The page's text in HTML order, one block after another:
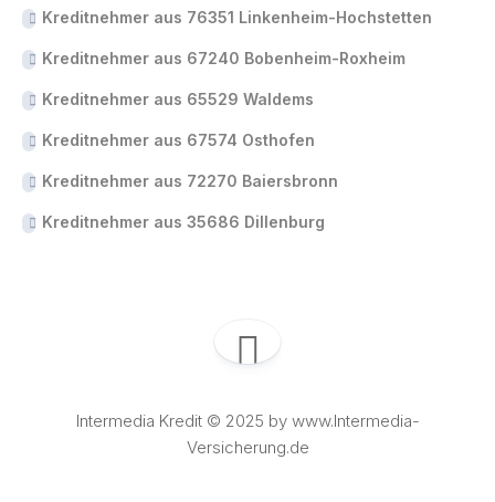
Kreditnehmer aus 76351 Linkenheim-Hochstetten
Kreditnehmer aus 67240 Bobenheim-Roxheim
Kreditnehmer aus 65529 Waldems
Kreditnehmer aus 67574 Osthofen
Kreditnehmer aus 72270 Baiersbronn
Kreditnehmer aus 35686 Dillenburg
Intermedia Kredit © 2025 by www.Intermedia-
Versicherung.de